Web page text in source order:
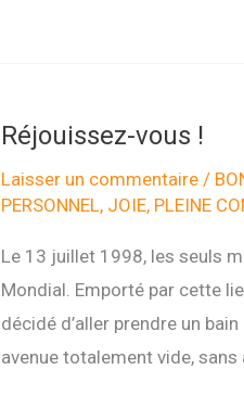
BANANE
!
Réjouissez-vous !
Laisser un commentaire /
PERSONNEL, JOIE, PLEINE
Le 13 juillet 1998, les seuls
Mondial. Emporté par cette
décidé d’aller prendre un
avenue totalement vide, sans